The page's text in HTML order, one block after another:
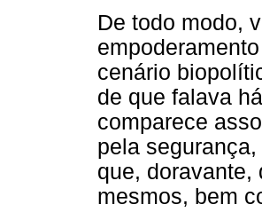
De todo modo,
cenário
de que falava
comparece
pela
que, doravante,
mesmos, bem